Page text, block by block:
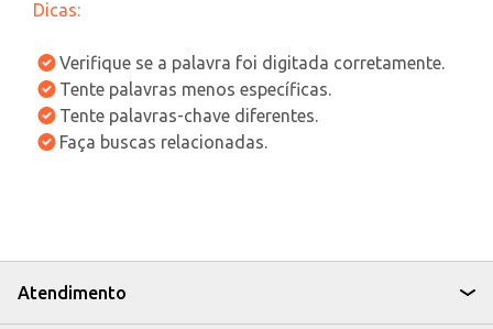
Dicas:
Verifique se a palavra foi digitada corretamente.
Tente palavras menos específicas.
Tente palavras-chave diferentes.
Faça buscas relacionadas.
Atendimento